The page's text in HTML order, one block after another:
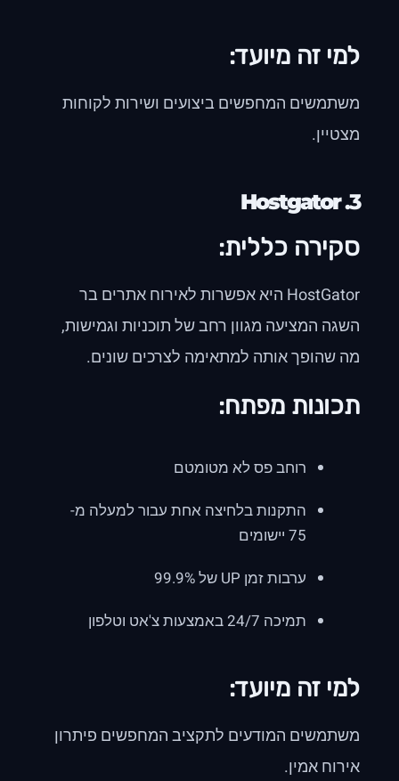
למי זה מיועד:
משתמשים המחפשים ביצועים ושירות לקוחות
מצטיין.
3.
Hostgator
סקירה כללית:
HostGator היא אפשרות לאירוח אתרים בר
השגה המציעה מגוון רחב של תוכניות וגמישות,
מה שהופך אותה למתאימה לצרכים שונים.
תכונות מפתח:
רוחב פס לא מטומטם
התקנות בלחיצה אחת עבור למעלה מ-
75 יישומים
ערבות זמן UP של 99.9%
תמיכה 24/7 באמצעות צ'אט וטלפון
למי זה מיועד:
משתמשים המודעים לתקציב המחפשים פיתרון
אירוח אמין.